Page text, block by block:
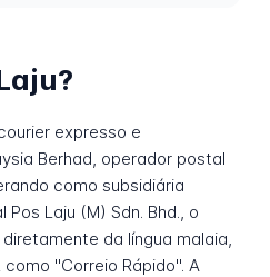
expresso e
Berhad, operador postal
como subsidiária
Laju (M) Sdn. Bhd., o
da língua malaia,
"Correio Rápido". A